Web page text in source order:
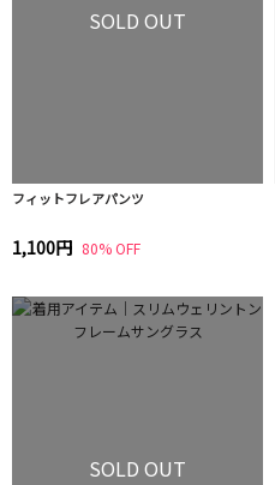
SOLD OUT
フィットフレアパンツ
1,100円 80% OFF
SOLD OUT